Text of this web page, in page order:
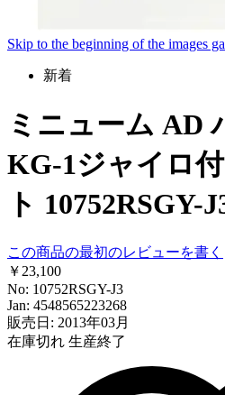
Skip to the beginning of the images
新着
ミニューム AD
KG-1ジャイロ
ト 10752RSGY-
この商品の最初のレビューを書く
￥23,100
No: 10752RSGY-J3
Jan: 4548565223268
販売日: 2013年03月
在庫切れ 生産終了